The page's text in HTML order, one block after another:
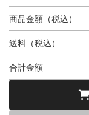
商品金額（税込）
送料（税込）
合計金額